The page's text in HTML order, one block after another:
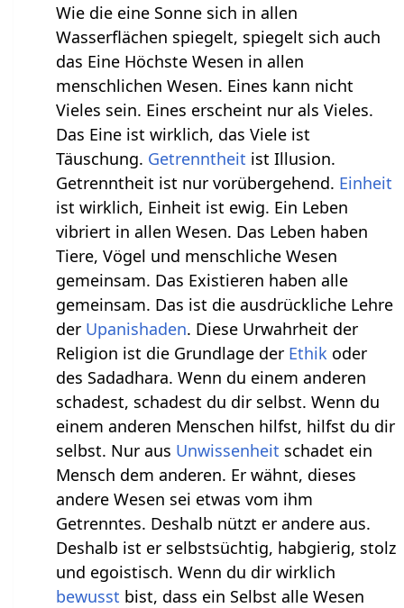
Wie die eine Sonne sich in allen
Wasserflächen spiegelt, spiegelt sich auch
das Eine Höchste Wesen in allen
menschlichen Wesen. Eines kann nicht
Vieles sein. Eines erscheint nur als Vieles.
Das Eine ist wirklich, das Viele ist
Täuschung. Getrenntheit ist Illusion.
Getrenntheit ist nur vorübergehend. Einheit
ist wirklich, Einheit ist ewig. Ein Leben
vibriert in allen Wesen. Das Leben haben
Tiere, Vögel und menschliche Wesen
gemeinsam. Das Existieren haben alle
gemeinsam. Das ist die ausdrückliche Lehre
der Upanishaden. Diese Urwahrheit der
Religion ist die Grundlage der Ethik oder
des Sadadhara. Wenn du einem anderen
schadest, schadest du dir selbst. Wenn du
einem anderen Menschen hilfst, hilfst du dir
selbst. Nur aus Unwissenheit schadet ein
Mensch dem anderen. Er wähnt, dieses
andere Wesen sei etwas vom ihm
Getrenntes. Deshalb nützt er andere aus.
Deshalb ist er selbstsüchtig, habgierig, stolz
und egoistisch. Wenn du dir wirklich
bewusst bist, dass ein Selbst alle Wesen